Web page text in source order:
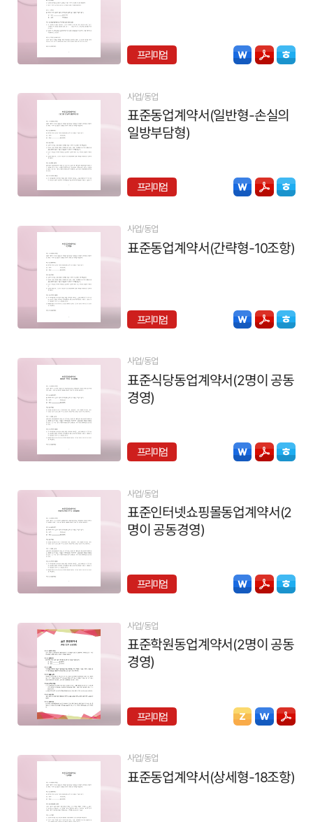
프리미엄
사업/동업
표준동업계약서(일반형-손실의
일방부담형)
프리미엄
사업/동업
표준동업계약서(간략형-10조항)
프리미엄
사업/동업
표준식당동업계약서(2명이 공동
경영)
프리미엄
사업/동업
표준인터넷쇼핑몰동업계약서(2
명이 공동경영)
프리미엄
사업/동업
표준학원동업계약서(2명이 공동
경영)
프리미엄
사업/동업
표준동업계약서(상세형-18조항)